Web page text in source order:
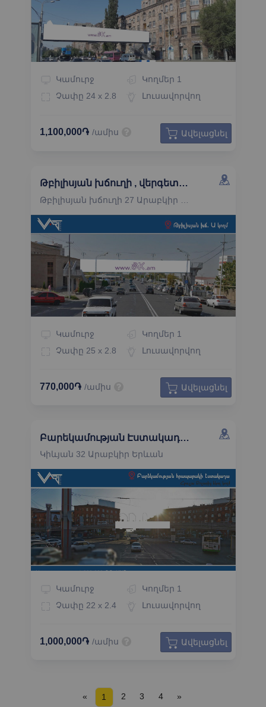
Կամուրջ
Չափը 24 x 2.8
Կողմեր 1
Լուսավորվող
Ավելացնել
1,100,000֏ /ամիս
Թբիլիսյան խճուղի , վերգետնյա անցման ճակատ դեպի Ռայկոմ գնացող կողմ
Կամուրջ
Չափը 25 x 2.8
Կողմեր 1
Լուսավորվող
Ավելացնել
770,000֏ /ամիս
Բարեկամության Էստակադայի ճակատ
Կիևյան 32 Արաբկիր Երևան
Կամուրջ
Չափը 22 x 2.4
Կողմեր 1
Լուսավորվող
Ավելացնել
1,000,000֏ /ամիս
« 1 2 3 4 »